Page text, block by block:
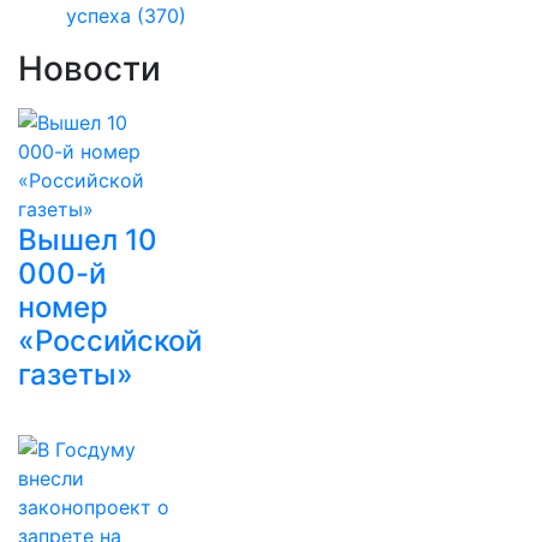
успеха (370)
Новости
Вышел 10
000-й
номер
«Российской
газеты»